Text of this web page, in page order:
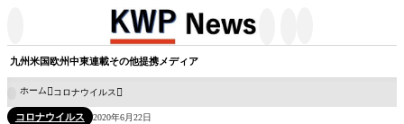
九州米国欧州中東連載その他提携メディア
ホーム コロナウイルス
コロナウイルス 2020年6月22日